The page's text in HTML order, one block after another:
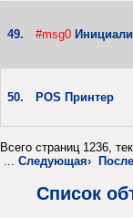
49. #msg0
50. POS Принтер
Всего страниц 1236,
... Следующая›
Список